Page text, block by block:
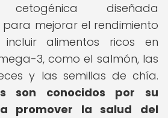
diseñada
mejorar el rendimiento
alimentos ricos en
3, como el salmón, las
y las semillas de chía.
son conocidos por su
promover la salud del